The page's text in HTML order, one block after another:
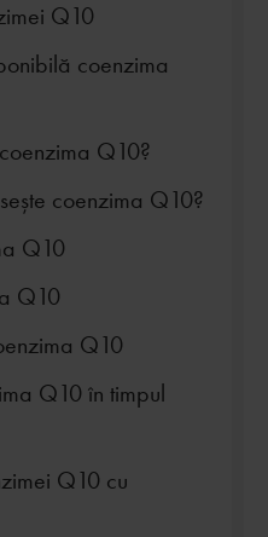
Q10
coenzima
Q10?
coenzima Q10?
Q10
Q10
Q10
Q10 în timpul
Q10 cu